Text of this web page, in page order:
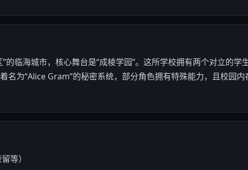
的临海城市，核心舞台是“成棱学园”。这所学校拥有两个对立的学
名为“Alice Gram”的秘密系统，部分角色拥有特殊能力，且校园
等）